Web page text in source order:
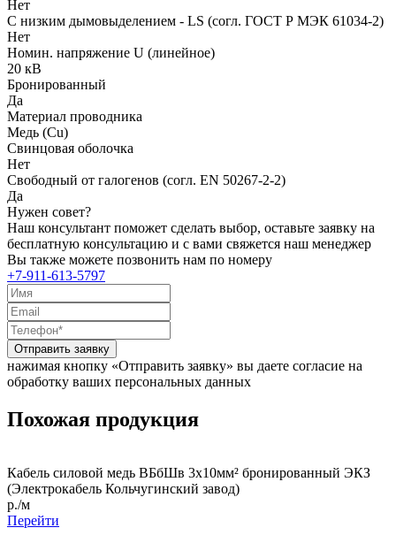
Нет
С низким дымовыделением - LS (согл. ГОСТ Р МЭК 61034-2)
Нет
Номин. напряжение U (линейное)
20 кВ
Бронированный
Да
Материал проводника
Медь (Cu)
Свинцовая оболочка
Нет
Свободный от галогенов (согл. EN 50267-2-2)
Да
Нужен совет?
Наш консультант поможет сделать выбор, оставьте заявку на
бесплатную консультацию и с вами свяжется наш менеджер
Вы также можете позвонить нам по номеру
+7-911-613-5797
Отправить заявку
нажимая кнопку «Отправить заявку» вы даете согласие на
обработку ваших персональных данных
Похожая продукция
Кабель силовой медь ВБбШв 3x10мм² бронированный ЭКЗ
(Электрокабель Кольчугинский завод)
р./м
Перейти